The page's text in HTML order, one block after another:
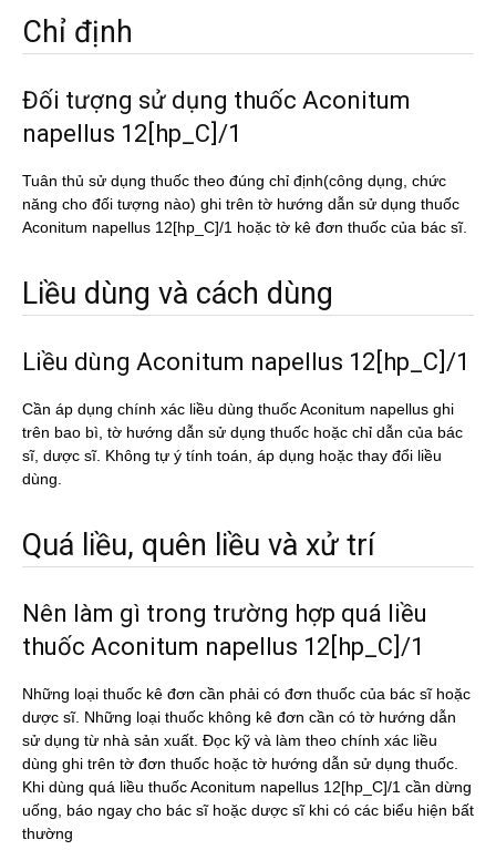
Chỉ định
Đối tượng sử dụng thuốc Aconitum
napellus 12[hp_C]/1
Tuân thủ sử dụng thuốc theo đúng chỉ định(công dụng, chức
năng cho đối tượng nào) ghi trên tờ hướng dẫn sử dụng thuốc
Aconitum napellus 12[hp_C]/1 hoặc tờ kê đơn thuốc của bác sĩ.
Liều dùng và cách dùng
Liều dùng Aconitum napellus 12[hp_C]/1
Cần áp dụng chính xác liều dùng thuốc Aconitum napellus ghi
trên bao bì, tờ hướng dẫn sử dụng thuốc hoặc chỉ dẫn của bác
sĩ, dược sĩ. Không tự ý tính toán, áp dụng hoặc thay đổi liều
dùng.
Quá liều, quên liều và xử trí
Nên làm gì trong trường hợp quá liều
thuốc Aconitum napellus 12[hp_C]/1
Những loại thuốc kê đơn cần phải có đơn thuốc của bác sĩ hoặc
dược sĩ. Những loại thuốc không kê đơn cần có tờ hướng dẫn
sử dụng từ nhà sản xuất. Đọc kỹ và làm theo chính xác liều
dùng ghi trên tờ đơn thuốc hoặc tờ hướng dẫn sử dụng thuốc.
Khi dùng quá liều thuốc Aconitum napellus 12[hp_C]/1 cần dừng
uống, báo ngay cho bác sĩ hoặc dược sĩ khi có các biểu hiện bất
thường